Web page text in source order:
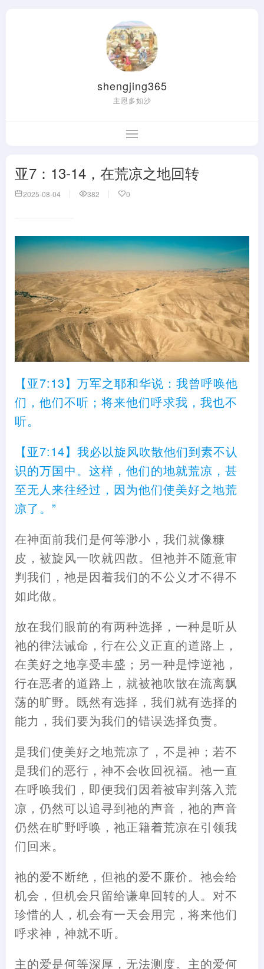
shengjing365
主恩多如沙
亚7：13-14，在荒凉之地回转
2025-08-04 382 0
【亚7:13】万军之耶和华说：我曾呼唤他
们，他们不听；将来他们呼求我，我也不
听。
【亚7:14】我必以旋风吹散他们到素不认
识的万国中。这样，他们的地就荒凉，甚
至无人来往经过，因为他们使美好之地荒
凉了。”
在神面前我们是何等渺小，我们就像糠
皮，被旋风一吹就四散。但祂并不随意审
判我们，祂是因着我们的不公义才不得不
如此做。
放在我们眼前的有两种选择，一种是听从
祂的律法诫命，行在公义正直的道路上，
在美好之地享受丰盛；另一种是悖逆祂，
行在恶者的道路上，就被祂吹散在流离飘
荡的旷野。既然有选择，我们就有选择的
能力，我们要为我们的错误选择负责。
是我们使美好之地荒凉了，不是神；若不
是我们的恶行，神不会收回祝福。祂一直
在呼唤我们，即便我们因着被审判落入荒
凉，仍然可以追寻到祂的声音，祂的声音
仍然在旷野呼唤，祂正籍着荒凉在引领我
们回来。
祂的爱不断绝，但祂的爱不廉价。祂会给
机会，但机会只留给谦卑回转的人。对不
珍惜的人，机会有一天会用完，将来他们
呼求神，神就不听。
主的爱是何等深厚，无法测度。主的爱何